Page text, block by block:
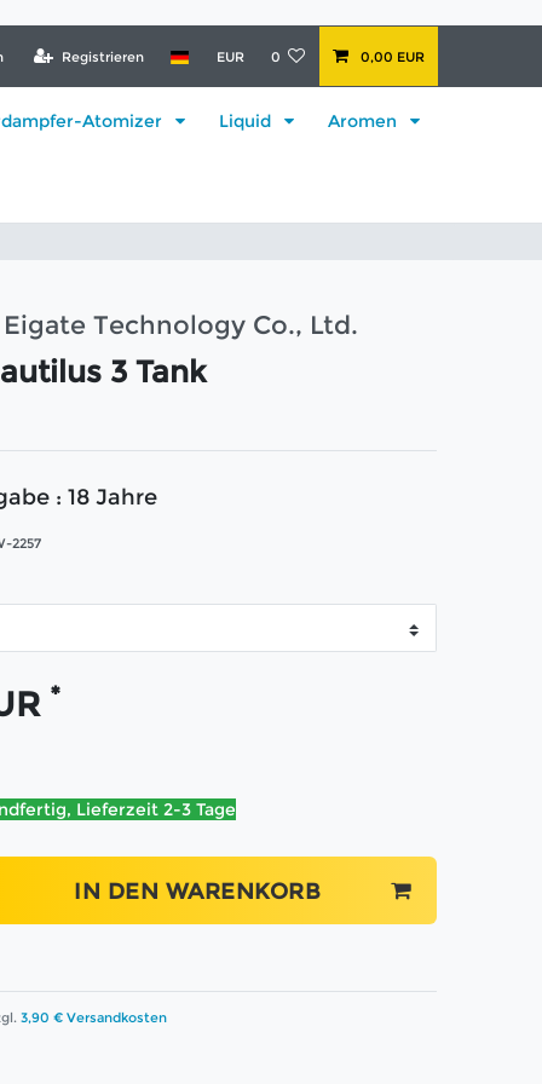
Registrieren EUR 0 0,00 EUR
Atomizer Liquid Aromen
Technology Co., Ltd.
3 Tank
: 18 Jahre
2257
*
Lieferzeit 2-3 Tage
IN DEN WARENKORB
3,90 € Versandkosten